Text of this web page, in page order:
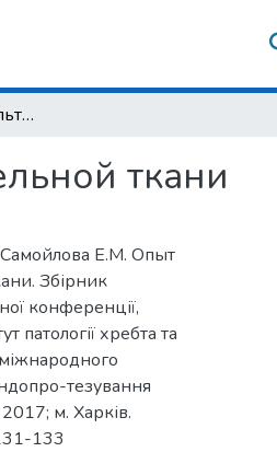
Опыт применения культуры клеток соединительной ткани
ткани
Е.М. Опыт
Збірник
конференції,
патології хребта та
тезування
м. Харків.
133